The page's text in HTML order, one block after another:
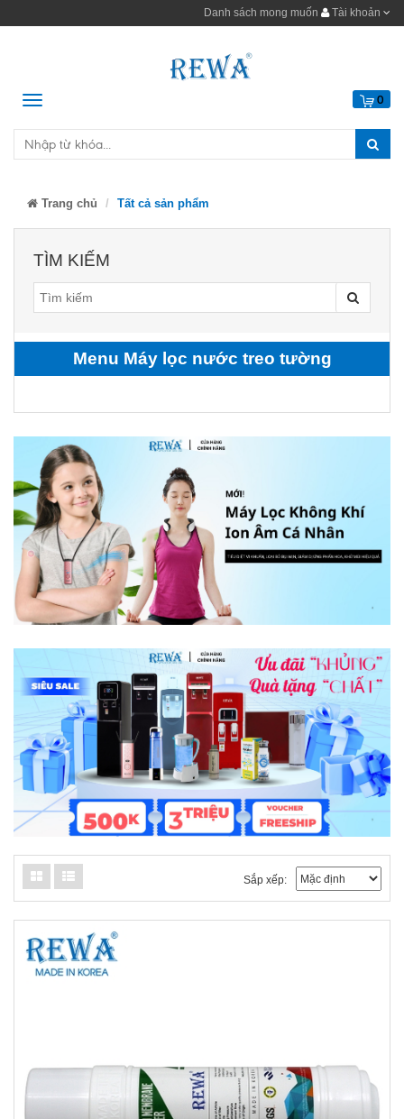
Danh sách mong muốn Tài khoản
Menu 0
Trang chủ Tất cả sản phẩm
TÌM KIẾM
Menu Máy lọc nước treo tường
Sắp xếp: